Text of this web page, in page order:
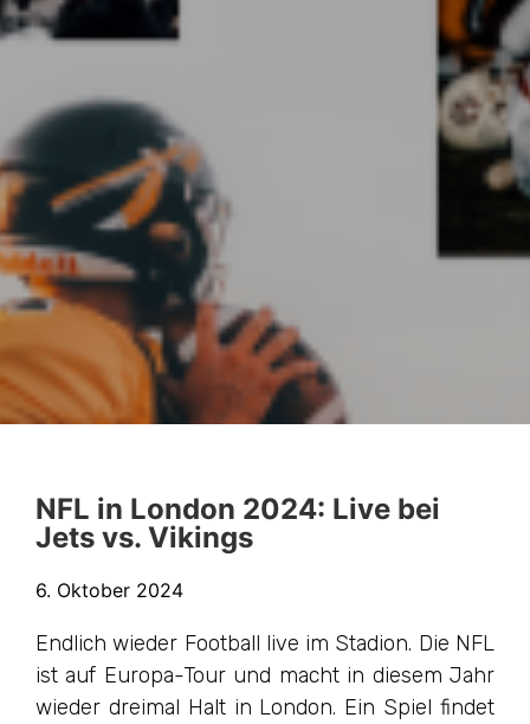
NFL in London 2024: Live bei
Jets vs. Vikings
6. Oktober 2024
Endlich wieder Football live im Stadion. Die NFL
ist auf Europa-Tour und macht in diesem Jahr
wieder dreimal Halt in London. Ein Spiel findet